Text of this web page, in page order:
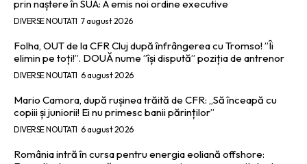
prin naștere în SUA: A emis noi ordine executive
DIVERSE NOUTATI 7 august 2026
Folha, OUT de la CFR Cluj după înfrângerea cu Tromso! ”Îi
elimin pe toți!”. DOUĂ nume ”își dispută” poziția de antrenor
DIVERSE NOUTATI 6 august 2026
Mario Camora, după rușinea trăită de CFR: „Să înceapă cu
copiii și juniorii! Ei nu primesc banii părinților”
DIVERSE NOUTATI 6 august 2026
România intră în cursa pentru energia eoliană offshore: